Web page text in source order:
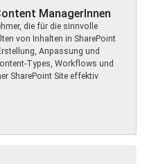
ManagerInnen
die für die sinnvolle
von Inhalten in SharePoint
Anpassung und
Types, Workflows und
SharePoint Site effektiv